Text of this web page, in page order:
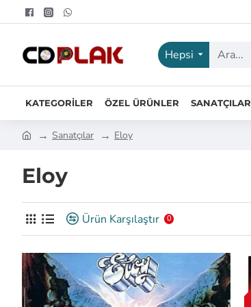
Hepsi
KATEGORILER ÖZEL ÜRÜNLER SANATÇILAR
Sanatçılar Eloy
Eloy
Ürün Karşılaştır 0